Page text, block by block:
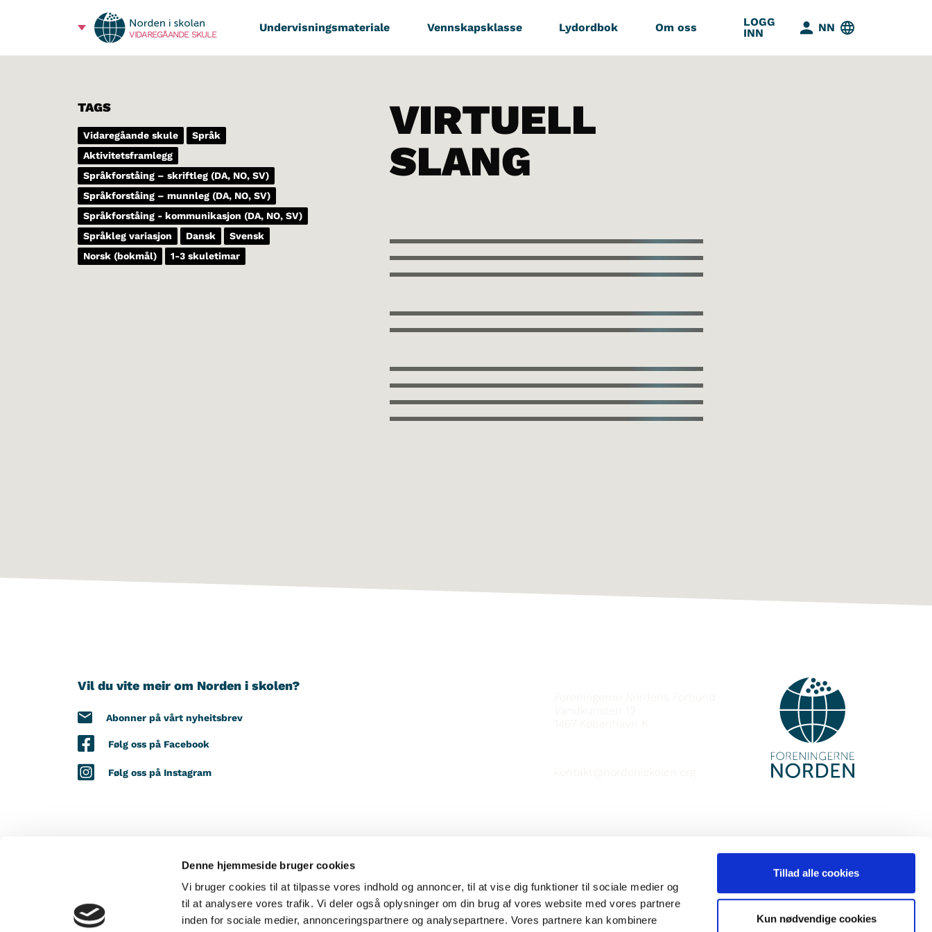
Denne hjemmeside bruger cookies
Vi bruger cookies til at tilpasse vores indhold og annoncer, til at vise dig funktioner til sociale medier og
til at analysere vores trafik. Vi deler også oplysninger om din brug af vores website med vores partnere
inden for sociale medier, annonceringspartnere og analysepartnere. Vores partnere kan kombinere
Tillad alle cookies
Kun nødvendige cookies
VIDAREGÅANDE SKULE
Undervisningsmateriale Vennskapsklasse Lydordbok Om oss
LOGG
INN
NN
TAGS
Vidaregåande skule
Språk
Aktivitetsframlegg
Språkforståing – skriftleg (DA, NO, SV)
Språkforståing – munnleg (DA, NO, SV)
Språkforståing - kommunikasjon (DA, NO, SV)
Språkleg variasjon
Dansk
Svensk
Norsk (bokmål)
1-3 skuletimar
VIRTUELL
SLANG
Vil du vite meir om Norden i skolen?
Abonner på vårt nyheitsbrev
Følg oss på Facebook
Følg oss på Instagram